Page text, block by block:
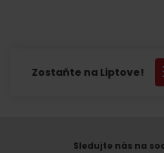
Zostaňte na Liptove!
Sledujte nás na